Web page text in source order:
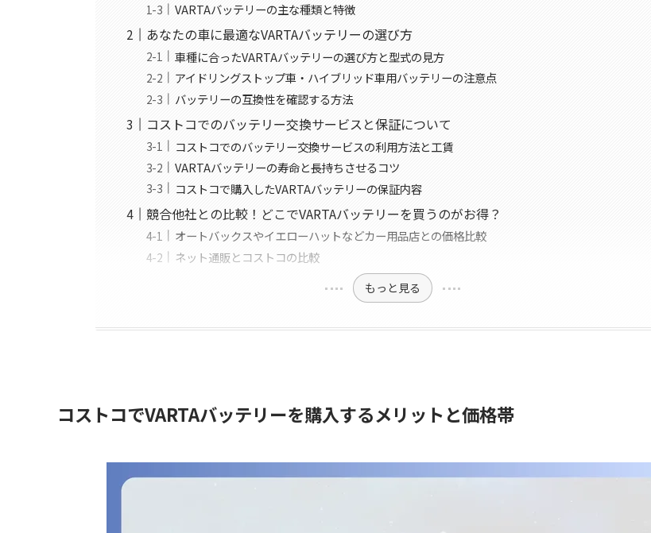
VARTAバッテリーの主な種類と特徴
あなたの車に最適なVARTAバッテリーの選び方
車種に合ったVARTAバッテリーの選び方と型式の見方
アイドリングストップ車・ハイブリッド車用バッテリーの注意点
バッテリーの互換性を確認する方法
コストコでのバッテリー交換サービスと保証について
コストコでのバッテリー交換サービスの利用方法と工賃
VARTAバッテリーの寿命と長持ちさせるコツ
コストコで購入したVARTAバッテリーの保証内容
競合他社との比較！どこでVARTAバッテリーを買うのがお得？
オートバックスやイエローハットなどカー用品店との価格比較
ネット通販とコストコの比較
もっと見る
コストコでVARTAバッテリーを購入するメリットと価格帯